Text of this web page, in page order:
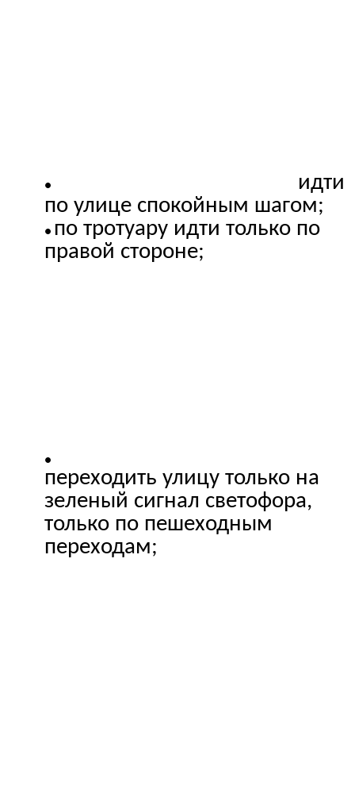
идти
по улице спокойным шагом;
по тротуару идти только по
правой стороне;
переходить улицу только на
зеленый сигнал светофора,
только по пешеходным
переходам;